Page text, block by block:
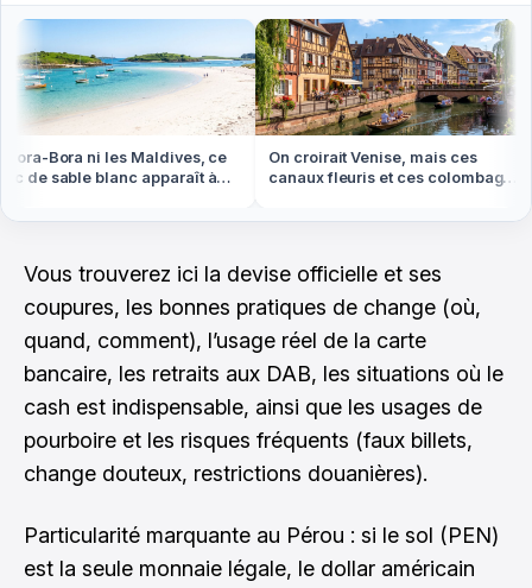
Bora ni les Maldives, ce
de sable blanc apparaît à
On croirait Venise, mais ces
canaux fleuris et ces colombages
Vous trouverez ici la devise officielle et ses
coupures, les bonnes pratiques de change (où,
quand, comment), l’usage réel de la carte
bancaire, les retraits aux DAB, les situations où le
cash est indispensable, ainsi que les usages de
pourboire et les risques fréquents (faux billets,
change douteux, restrictions douanières).
Particularité marquante au Pérou : si le sol (PEN)
est la seule monnaie légale, le dollar américain